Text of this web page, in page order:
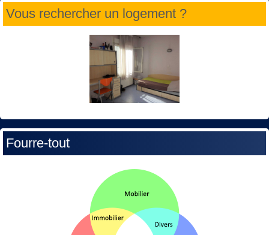
Vous rechercher un logement ?
Fourre-tout